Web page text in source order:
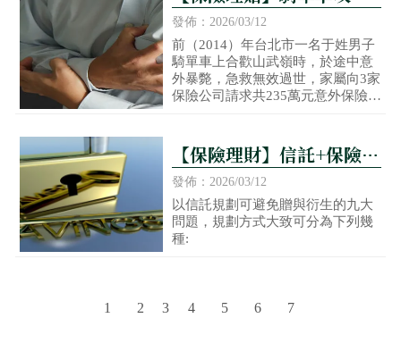
能在近期檢討準備金利率，使得台
幣保單預定利率將揮別過去的2.2
5％，進入1.75％的微利時代。
嶺暴斃 法官判保險公司免
賠
發佈：2026/03/12
前（2014）年台北市一名于姓男子
騎單車上合歡山武嶺時，於途中意
外暴斃，急救無效過世，家屬向3家
保險公司請求共235萬元意外保險金
【保險理財】信託+保險，
一次解決退休養老、資產
傳承、財富管理三大人生
課題(下)
發佈：2026/03/12
以信託規劃可避免贈與衍生的九大
問題，規劃方式大致可分為下列幾
種:
1 2 3 4 5 6 7